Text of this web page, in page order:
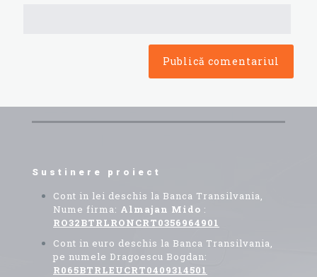
Sustinere proiect
Cont in lei deschis la Banca Transilvania,
Nume firma: Almajan Mido :
RO32BTRLRONCRT0356964901
Cont in euro deschis la Banca Transilvania,
pe numele Dragoescu Bogdan:
R065BTRLEUCRT0409314501